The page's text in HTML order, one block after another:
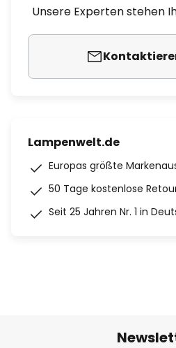
Unsere Experten stehen
Lampenwelt.de
Europas größte
50 Tage kostenlose
Seit 25 Jahren Nr. 1 in